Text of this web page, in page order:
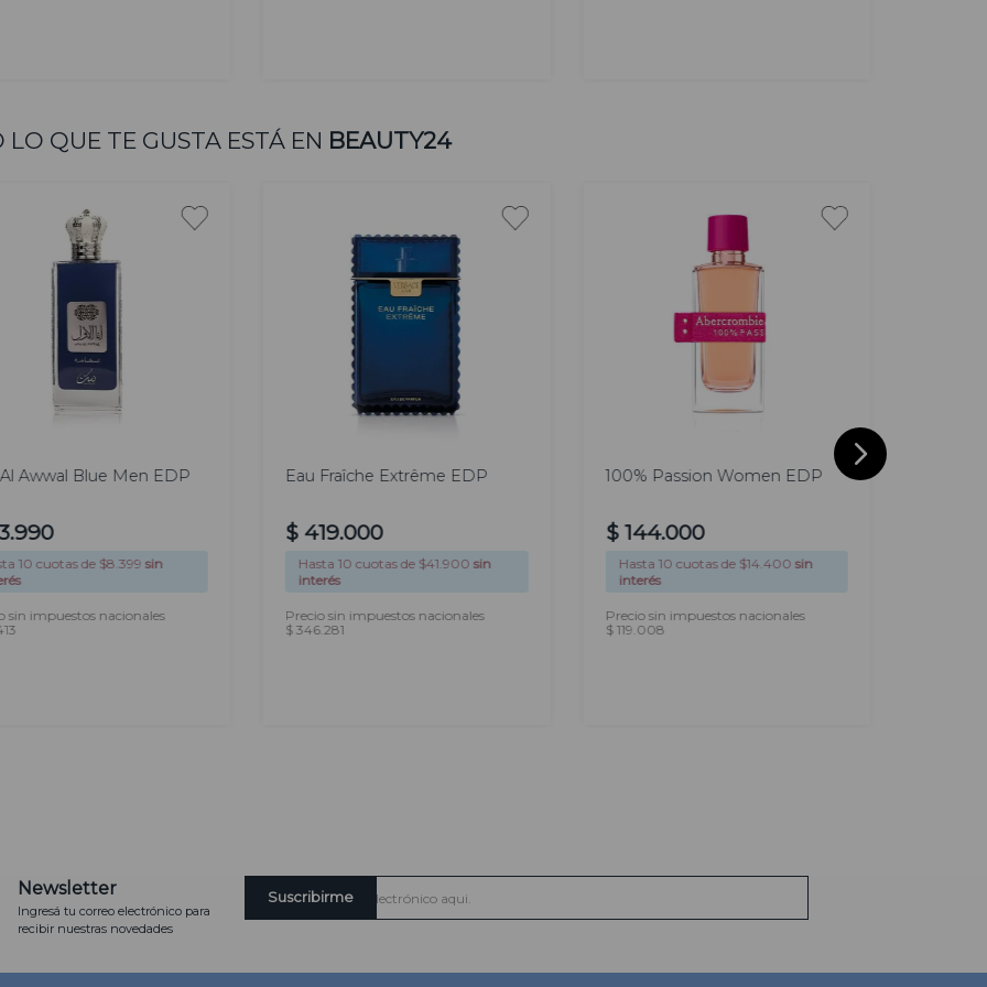
enebro, albahaca,
jazmín, alcaravea,
rosa de Brasil y
ámbar, pachulí,
QUE TE GUSTA ESTÁ EN BEAUTY24
Awwal Blue Men EDP
.990
10 cuotas de $8.399 sin
sin impuestos nacionales
ml
ml
Eau Fraîche Extrême EDP
$ 419.000
Hasta 10 cuotas de $41.900 sin
interés
Precio sin impuestos nacionales
$ 346.281
100% Passion Women EDP
$ 144.000
Hasta 10 cuotas de $14.400 sin
interés
Precio sin impuestos nacionales
$ 119.008
Newsletter
Ingresá tu correo electrónico para
recibir nuestras novedades
Suscribirme